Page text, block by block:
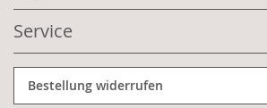
Service
Bestellung widerrufen